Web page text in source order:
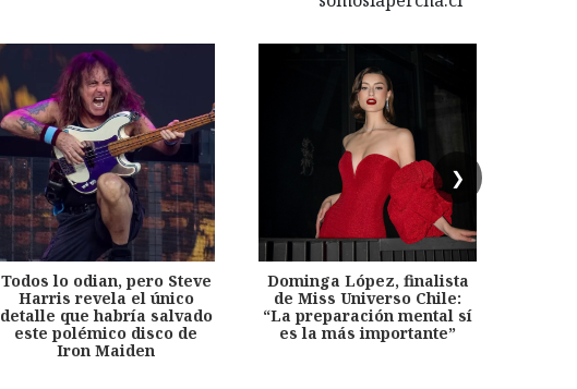
❯
Todos lo odian, pero Steve
Harris revela el único
detalle que habría salvado
este polémico disco de
Iron Maiden
Dominga López, finalista
de Miss Universo Chile:
“La preparación mental sí
es la más importante”